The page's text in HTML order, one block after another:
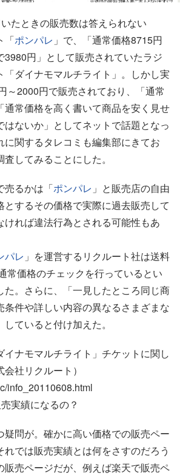
たときの販売数は答えられない
「ポンパレ 」で、「通常価格8715円
3980円」として販売されていたラジ
「ダイナモマルチライト」。しかし実
～2000円で販売されており、「通常
通常価格を高く書いて商品を安く見せ
はないか」としてネットで話題となっ
に関するタレコミも編集部にきてお
してみることにした。
売るかは「ポンパレ 」と販売店の自由
とするその価格で実際に過去販売して
ければ違法行為とされる可能性もあ
パレ 」を運営するリクルート社は送料
常価格のチェックを行っているとい
た。さらに、「一見したところ同じ商
条件や詳しい内容の異なるさまざまな
ていると付け加えた。
イナモマルチライト」チケットに関し
社リクルート）
info_20110608.html
実績になるの？
疑問が。確かに高い価格での販売ペー
れでは販売実績とは何をさすのだろう
売ページだが、例えば楽天で販売ペ